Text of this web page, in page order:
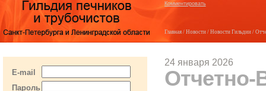
24 января 2026
Главная/ Новости/ Новости Гильдии/
E-mail
Пароль
Комментировать